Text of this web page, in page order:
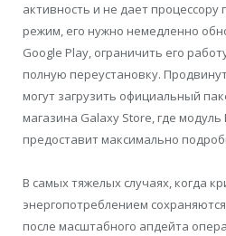
активность и не дает
режим, его нужно немедленно
Google Play, ограничить его
полную переустановку.
могут загрузить официальный
магазина Galaxy Store, где
предоставит максимально
В самых тяжелых случаях, когда
энергопотреблением
после масштабного апдейта